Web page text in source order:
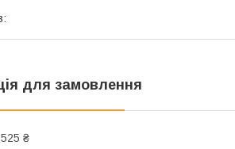
для замовлення
₴